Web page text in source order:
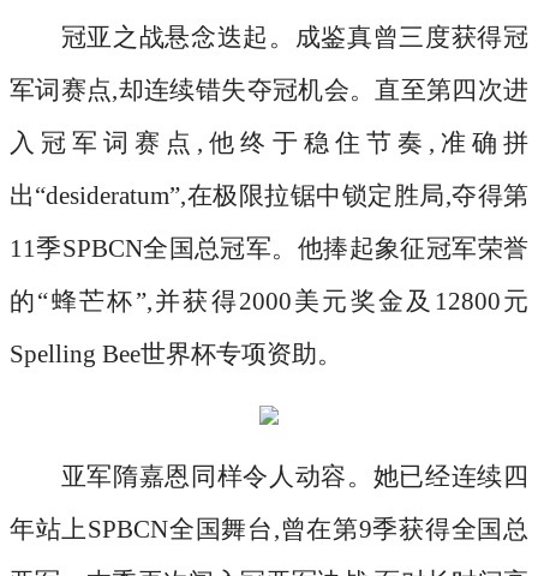
冠亚之战悬念迭起。成鉴真曾三度获得冠
军词赛点,却连续错失夺冠机会。直至第四次进
入冠军词赛点,他终于稳住节奏,准确拼
出“desideratum”,在极限拉锯中锁定胜局,夺得第
11季SPBCN全国总冠军。他捧起象征冠军荣誉
的“蜂芒杯”,并获得2000美元奖金及12800元
Spelling Bee世界杯专项资助。
亚军隋嘉恩同样令人动容。她已经连续四
年站上SPBCN全国舞台,曾在第9季获得全国总